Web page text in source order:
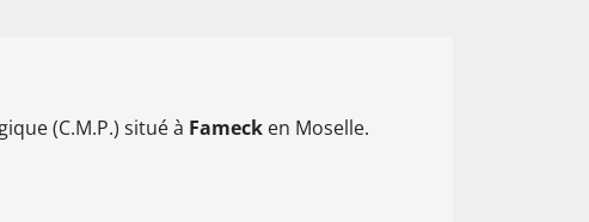
(C.M.P.) situé à Fameck en Moselle.